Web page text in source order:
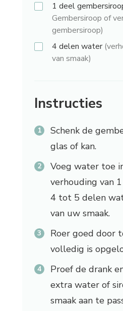
1 deel
Gembersiroop of
gembersiroop)
4 delen water
van smaak)
Instructies
Schenk de
glas of kan.
Voeg water toe
verhouding van
4 tot 5 delen
van uw smaak.
Roer goed door
volledig is
Proef de drank
extra water of
smaak aan te